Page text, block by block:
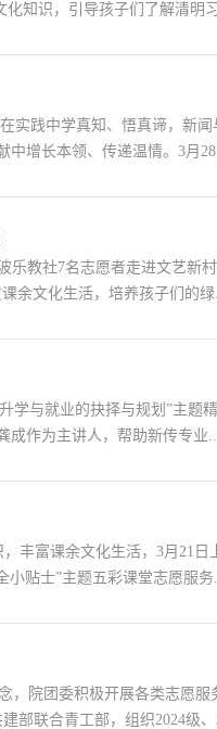
化知识，引导孩子们了解清明
实践中学真知、悟真谛，新
中增长本领、传递温情。3月
乐教社7名志愿者走进文艺新
余文化生活，培养孩子们的绿
学与就业的抉择与规划”主题
成作为主讲人，帮助新传专业
丰富课余文化生活，3月21
小贴士”主题五彩课堂志愿服务
，院团委积极开展各类志愿
部联合青工部，组织2024级